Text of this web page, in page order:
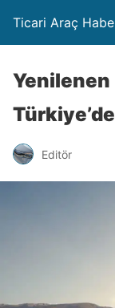
Ticari Araç
Yenilenen
Türkiye’de
Editör